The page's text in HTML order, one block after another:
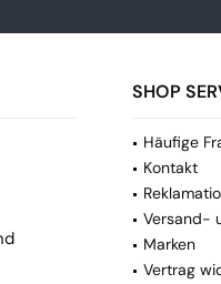
SHOP
Häufige
Kontakt
Versand-
Marken
Vertrag